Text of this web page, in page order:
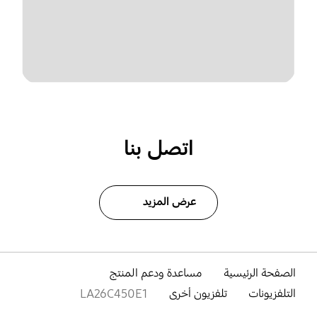
اتصل بنا
عرض المزيد
الصفحة الرئيسية
مساعدة ودعم المنتج
التلفزيونات
تلفزيون أخرى LA26C450E1